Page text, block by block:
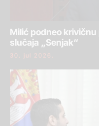
Milić podneo
slučaja „Senjak“
30. jul 2026.